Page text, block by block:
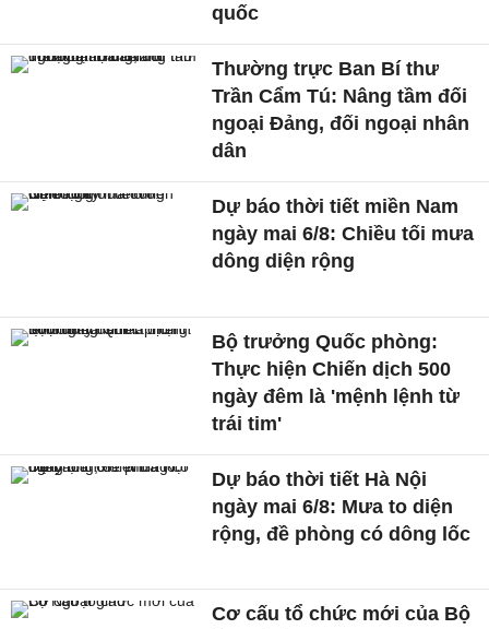
quốc
Thường trực Ban Bí thư
Trần Cẩm Tú: Nâng tầm đối
ngoại Đảng, đối ngoại nhân
dân
Dự báo thời tiết miền Nam
ngày mai 6/8: Chiều tối mưa
dông diện rộng
Bộ trưởng Quốc phòng:
Thực hiện Chiến dịch 500
ngày đêm là 'mệnh lệnh từ
trái tim'
Dự báo thời tiết Hà Nội
ngày mai 6/8: Mưa to diện
rộng, đề phòng có dông lốc
Cơ cấu tổ chức mới của Bộ